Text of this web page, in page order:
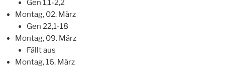
Gen 1,1-2,2
Montag, 02. März
Gen 22,1-18
Montag, 09. März
Fällt aus
Montag, 16. März